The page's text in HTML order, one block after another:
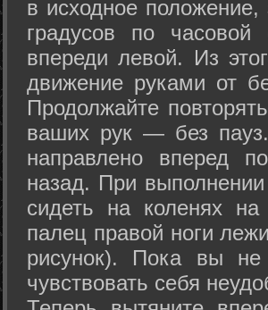
в исходное положение,
градусов по
впереди левой. Из
движение руками от
Продолжайте
ваших рук — без
направлено вперед
назад. При
сидеть на коленях
палец правой ноги
рисунок). Пока вы не
чувствовать себя